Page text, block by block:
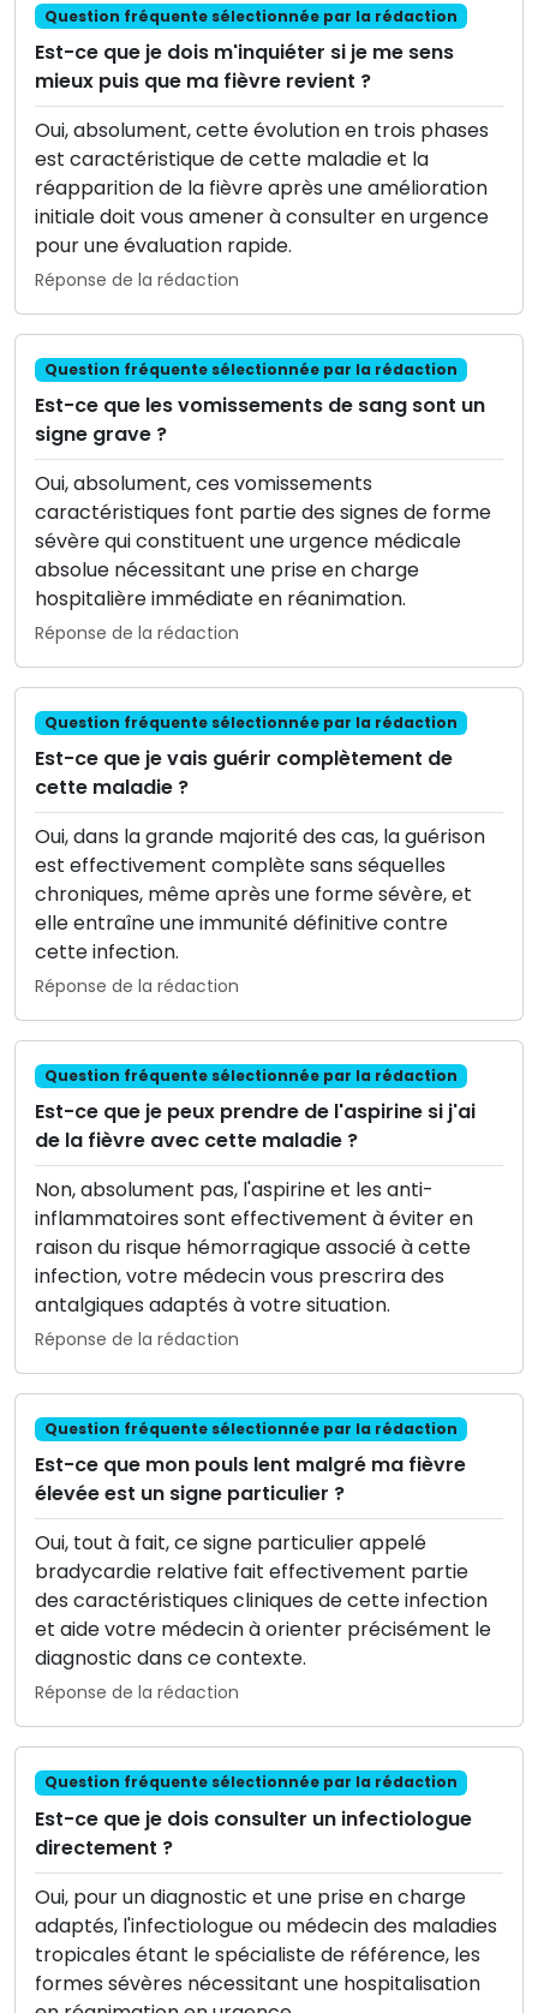
Question fréquente sélectionnée par la rédaction
Est-ce que je dois m'inquiéter si je me sens
mieux puis que ma fièvre revient ?
Oui, absolument, cette évolution en trois phases
est caractéristique de cette maladie et la
réapparition de la fièvre après une amélioration
initiale doit vous amener à consulter en urgence
pour une évaluation rapide.
Réponse de la rédaction
Question fréquente sélectionnée par la rédaction
Est-ce que les vomissements de sang sont un
signe grave ?
Oui, absolument, ces vomissements
caractéristiques font partie des signes de forme
sévère qui constituent une urgence médicale
absolue nécessitant une prise en charge
hospitalière immédiate en réanimation.
Réponse de la rédaction
Question fréquente sélectionnée par la rédaction
Est-ce que je vais guérir complètement de
cette maladie ?
Oui, dans la grande majorité des cas, la guérison
est effectivement complète sans séquelles
chroniques, même après une forme sévère, et
elle entraîne une immunité définitive contre
cette infection.
Réponse de la rédaction
Question fréquente sélectionnée par la rédaction
Est-ce que je peux prendre de l'aspirine si j'ai
de la fièvre avec cette maladie ?
Non, absolument pas, l'aspirine et les anti-
inflammatoires sont effectivement à éviter en
raison du risque hémorragique associé à cette
infection, votre médecin vous prescrira des
antalgiques adaptés à votre situation.
Réponse de la rédaction
Question fréquente sélectionnée par la rédaction
Est-ce que mon pouls lent malgré ma fièvre
élevée est un signe particulier ?
Oui, tout à fait, ce signe particulier appelé
bradycardie relative fait effectivement partie
des caractéristiques cliniques de cette infection
et aide votre médecin à orienter précisément le
diagnostic dans ce contexte.
Réponse de la rédaction
Question fréquente sélectionnée par la rédaction
Est-ce que je dois consulter un infectiologue
directement ?
Oui, pour un diagnostic et une prise en charge
adaptés, l'infectiologue ou médecin des maladies
tropicales étant le spécialiste de référence, les
formes sévères nécessitant une hospitalisation